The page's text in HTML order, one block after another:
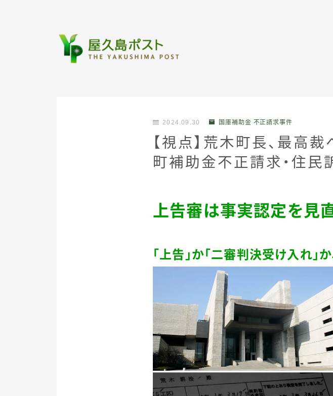
私たちについて
受賞・報道
2024.09.30 国庫補助金 不正請求事件
【視点】荒木町長、最高
町補助金不正請求・住民
上告審は事実認定を見直
「上告」か「二審判決受け入れ」か